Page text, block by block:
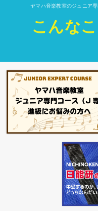
ヤマハ音楽教室のジュニア
こんな